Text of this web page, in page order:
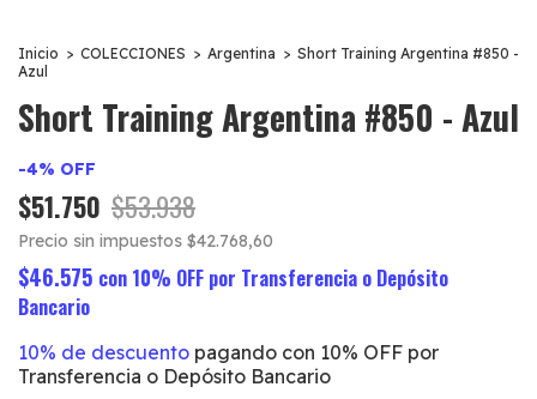
Inicio > COLECCIONES > Argentina > Short Training Argentina #850 -
Azul
Short Training Argentina #850 - Azul
-4% OFF
$51.750 $53.938
Precio sin impuestos $42.768,60
$46.575 con 10% OFF por Transferencia o Depósito
Bancario
10% de descuento pagando con 10% OFF por
Transferencia o Depósito Bancario